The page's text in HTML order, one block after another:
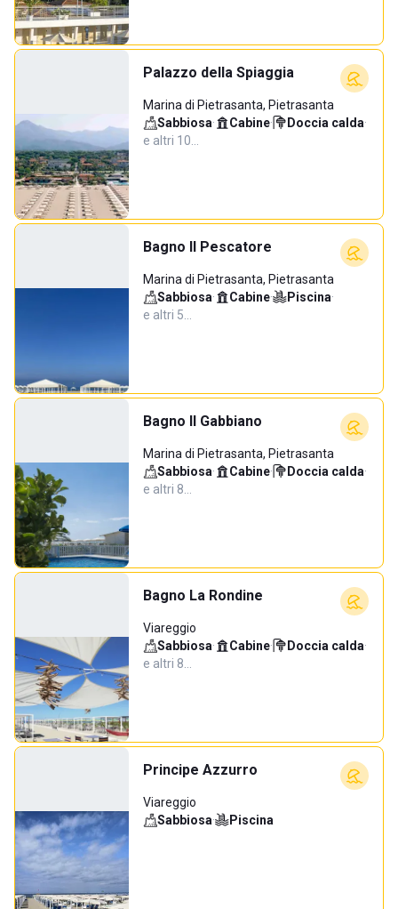
Palazzo della Spiaggia
Marina di Pietrasanta, Pietrasanta
Sabbiosa· Cabine· Doccia calda·
e altri 10…
Bagno Il Pescatore
Marina di Pietrasanta, Pietrasanta
Sabbiosa· Cabine· Piscina·
e altri 5…
Bagno Il Gabbiano
Marina di Pietrasanta, Pietrasanta
Sabbiosa· Cabine· Doccia calda·
e altri 8…
Bagno La Rondine
Viareggio
Sabbiosa· Cabine· Doccia calda·
e altri 8…
Principe Azzurro
Viareggio
Sabbiosa· Piscina